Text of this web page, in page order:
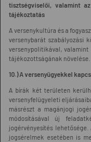
tisztségviselői, valamint
tájékoztatás
A versenykultúra és a
versenybarát szabályozási
versenypolitikával,
tájékozottságának növelése.
10.) A versenyügyekkel
A bírák két területen
versenyfelügyeleti
másrészt a magánjogi
módosításával új
jogérvényesítés
jogsérelmek esetében is